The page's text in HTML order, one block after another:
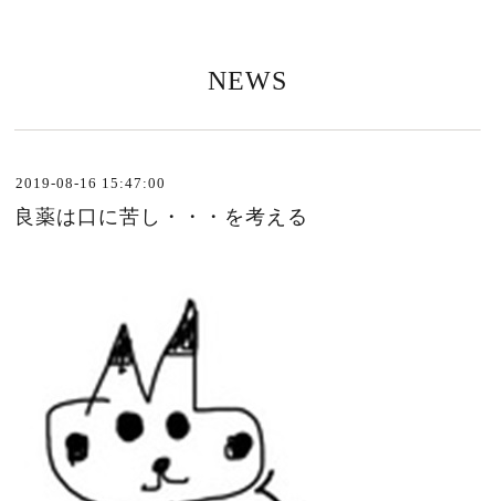
NEWS
2019-08-16 15:47:00
良薬は口に苦し・・・を考える